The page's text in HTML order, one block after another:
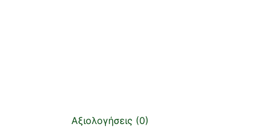
Αξιολογήσεις (0)